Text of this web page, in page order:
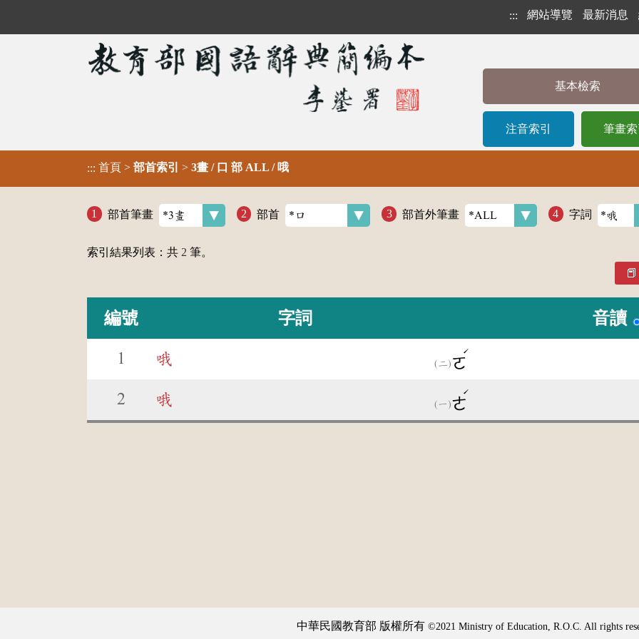
::: 網站導覽 最新消息
基本檢索
注音索引 筆畫索
::: 首頁 > 部首索引 > 3畫 / 口 部 ALL / 哦
部首筆畫 部首 部首外筆畫 字詞
索引結果列表：共 2 筆。
編號 字詞 音讀
1 哦 ㄛ
ˊ
2 哦 ㄜ
ˊ
中華民國教育部 版權所有 ©2021 Ministry of Education, R.O.C. All rights